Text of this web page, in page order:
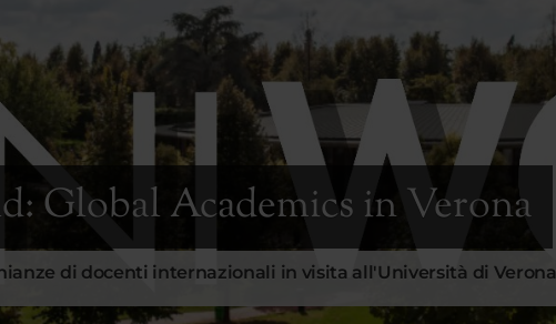
Global Academics in Verona
di docenti internazionali in visita all'Università di Verona